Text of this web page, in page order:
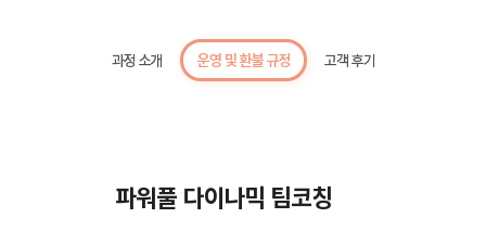
과정 소개 운영 및 환불 규정 고객 후기
파워풀 다이나믹 팀코칭